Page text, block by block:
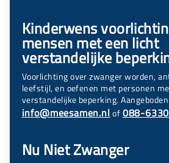
Kinderwens
mensen met een licht
verstandelijke
Voorlichting over zwanger worden,
leefstijl, en oefenen met personen
verstandelijke beperking.
info@meesamen.nlof088-
Nu Niet Zwanger